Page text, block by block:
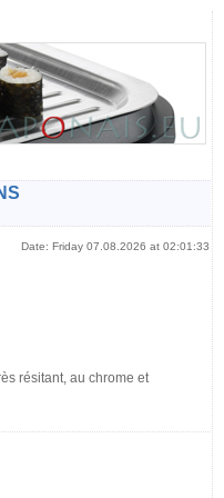
Date: Friday 07.08.2026 at 02:01:33
résitant, au chrome et